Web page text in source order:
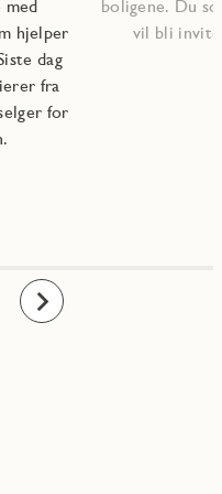
hjelper
dag
fra
for
boligene. Du
vil bli
Fremover